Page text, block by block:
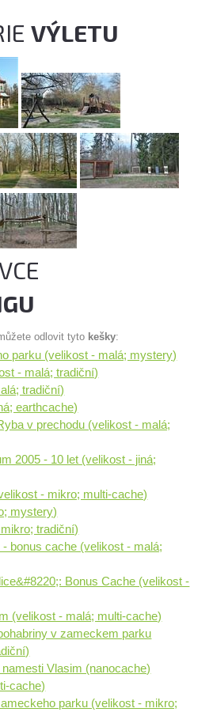
VÝLETU
odlovit tyto kešky:
parku (velikost - malá; mystery)
- malá; tradiční)
tradiční)
earthcache)
v prechodu (velikost - malá;
2005 - 10 let (velikost - jiná;
- mikro; multi-cache)
mystery)
tradiční)
bonus cache (velikost - malá;
Bonus Cache (velikost -
(velikost - malá; multi-cache)
v zameckem parku
Vlasim (nanocache)
cache)
parku (velikost - mikro;